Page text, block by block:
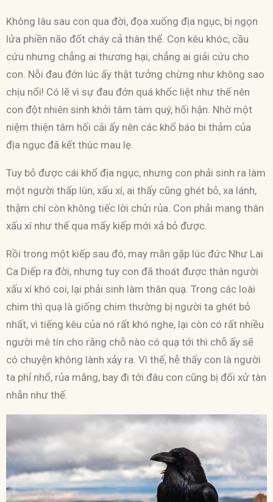
Không lâu sau con qua đời, đọa xuống địa ngục, bị ngọn
lửa phiền não đốt cháy cả thân thể. Con kêu khóc, cầu
cứu nhưng chẳng ai thương hại, chẳng ai giải cứu cho
con. Nỗi đau đớn lúc ấy thật tưởng chừng như không sao
chịu nổi! Có lẽ vì sự đau đớn quá khốc liệt như thế nên
con đột nhiên sinh khởi tâm tàm quý, hối hận. Nhờ một
niệm thiện tâm hối cải ấy nên các khổ báo bi thảm của
địa ngục đã kết thúc mau lẹ.
Tuy bỏ được cái khổ địa ngục, nhưng con phải sinh ra làm
một người thấp lùn, xấu xí, ai thấy cũng ghét bỏ, xa lánh,
thậm chí còn không tiếc lời chửi rủa. Con phải mang thân
xấu xí như thế qua mấy kiếp mới xả bỏ được.
Rồi trong một kiếp sau đó, may mắn gặp lúc đức Như Lai
Ca Diếp ra đời, nhưng tuy con đã thoát được thân người
xấu xí khó coi, lại phải sinh làm thân quạ. Trong các loài
chim thì quạ là giống chim thường bị người ta ghét bỏ
nhất, vì tiếng kêu của nó rất khó nghe, lại còn có rất nhiều
người mê tín cho rằng chỗ nào có quạ tới thì chỗ ấy sẽ
có chuyện không lành xảy ra. Vì thế, hễ thấy con là người
ta phỉ nhổ, rủa mắng, bay đi tới đâu con cũng bị đối xử tàn
nhẫn như thế.